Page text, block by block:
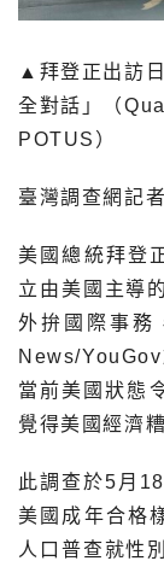
▲拜登正出訪
全對話」（
POTUS）
臺灣調查網記
美國總統拜登
立由美國主導
外拚國際事務
News/
當前美國狀態
覺得美國經濟
此調查於5月
美國成年合格
人口普查就性